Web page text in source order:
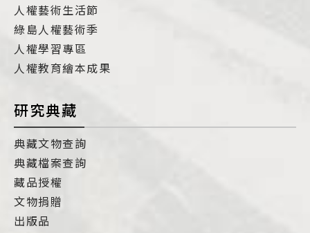
人權藝術生活節
綠島人權藝術季
人權學習專區
人權教育繪本成果
研究典藏
典藏文物查詢
典藏檔案查詢
藏品授權
文物捐贈
出版品